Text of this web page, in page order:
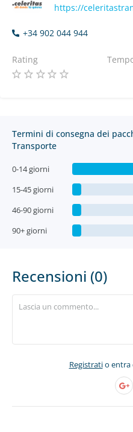
https://
+34 902 044 944
Rating
Termini di consegna dei
Transporte
0-14 giorni
15-45 giorni
46-90 giorni
90+ giorni
Recensioni (0)
Registratio entra